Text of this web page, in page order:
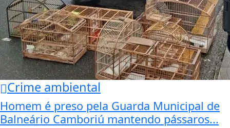
Crime ambiental
Homem é preso pela Guarda Municipal de
Balneário Camboriú mantendo pássaros...